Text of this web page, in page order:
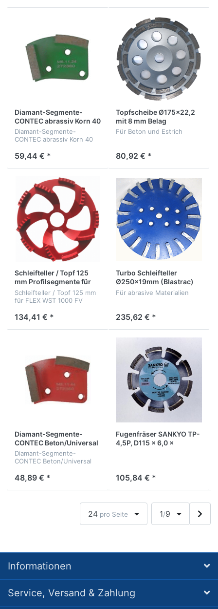
Diamant-Segmente-
CONTEC abrassiv Korn 40
Diamant-Segmente-
CONTEC abrassiv Korn 40
59,44 € *
Topfscheibe Ø175x22,2
mit 8 mm Belag
Für Beton und Estrich
80,92 € *
Schleifteller / Topf 125
mm Profilsegmente für
FLEX WST 1000 FV
Sanierungs GIRAFFE für
Durchmesser 125 mm mit
Schleifteller / Topf 125 mm
für FLEX WST 1000 FV
Wand u. Decke
Durchmesser 125 mm mit
28 mm Bohrung !
134,41 € *
Turbo Schleifteller
Ø250x19mm (Blastrac)
Für abrasive Materialien
235,62 € *
Diamant-Segmente-
CONTEC Beton/Universal
Korn 40
Diamant-Segmente-
CONTEC Beton/Universal
48,89 € *
Fugenfräser SANKYO TP-
4,5P, D115 x 6,0 x
105,84 € *
24 pro Seite 1/9
Informationen
Service, Versand & Zahlung